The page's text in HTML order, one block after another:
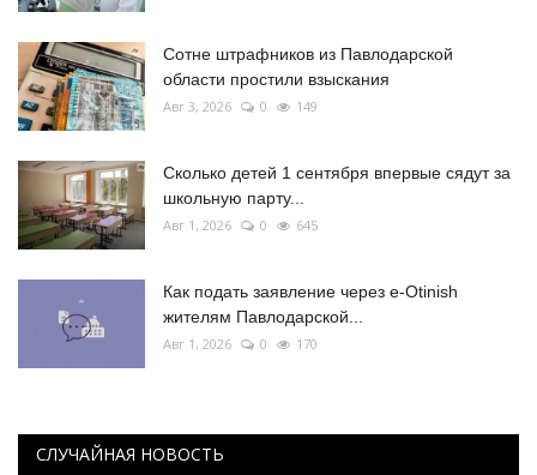
Сотне штрафников из Павлодарской
области простили взыскания
Авг 3, 2026 0 149
Сколько детей 1 сентября впервые сядут за
школьную парту...
Авг 1, 2026 0 645
Как подать заявление через e-Otinish
жителям Павлодарской...
Авг 1, 2026 0 170
СЛУЧАЙНАЯ НОВОСТЬ